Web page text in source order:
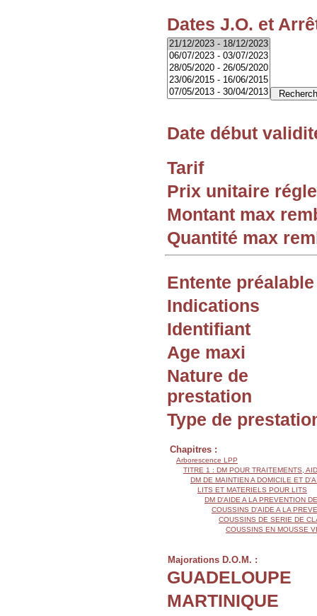
Dates J.O. et
Date début
Tarif
Prix unitaire
Montant max
Quantité max
Entente préalable
Indications
Identifiant
Age maxi
Nature de
prestation
Type de
Chapitres :
Arborescence LPP
TITRE 1 : DM POUR TRAITEMENTS,
DM DE MAINTIEN A DOMICILE ET
LITS ET MATERIELS POUR LITS
DM D'AIDE A LA PREVENTION
COUSSINS D'AIDE A LA
COUSSINS DE SERIE DE
COUSSINS EN MOUSSE
Majorations D.O.M. :
GUADELOUPE
MARTINIQUE